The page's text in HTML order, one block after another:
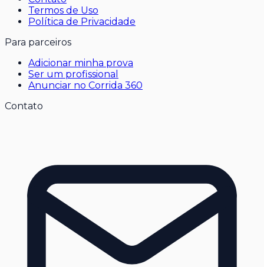
Termos de Uso
Política de Privacidade
Para parceiros
Adicionar minha prova
Ser um profissional
Anunciar no Corrida 360
Contato